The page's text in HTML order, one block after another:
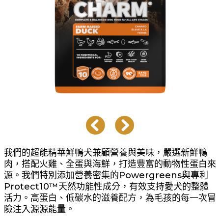
我們的超能精華鮮鴨犬兼顧營養與美味，嚴選新鮮鴨
肉，搭配火雞、全蛋與海鮮，打造豐富的動物性蛋白來
源。我們特別添加營養密集的Powergreens與專利
Protect10™天然功能性成分，有效支持愛犬的整體
活力。高蛋白、低碳水的滋養配方，為毛孩的每一次冒
險注入源源能量。